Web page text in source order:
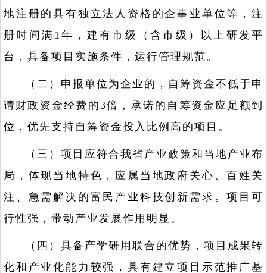
地注册的具有独立法人资格的企事业单位等，注
册时间满1年，建有市级（含市级）以上研发平
台，具备项目实施条件，运行管理规范。
（二）申报单位为企业的，自筹资金不低于申
请财政资金经费的3倍，承诺的自筹资金应足额到
位，优先支持自筹资金投入比例高的项目。
（三）项目应符合我省产业政策和当地产业布
局，体现当地特色，应属当地政府关心、百姓关
注、急需解决的富民产业科技创新需求。项目可
行性强，带动产业发展作用明显。
（四）具备产学研用联合的优势，项目成果转
化和产业化能力较强，具有建立项目示范推广基